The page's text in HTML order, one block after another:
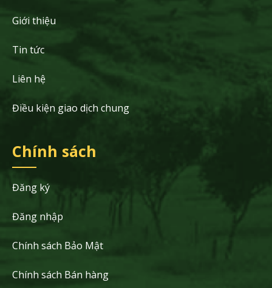
Giới thiệu
Tin tức
Liên hệ
Điều kiện giao dịch chung
Chính sách
Đăng ký
Đăng nhập
Chính sách Bảo Mật
Chính sách Bán hàng